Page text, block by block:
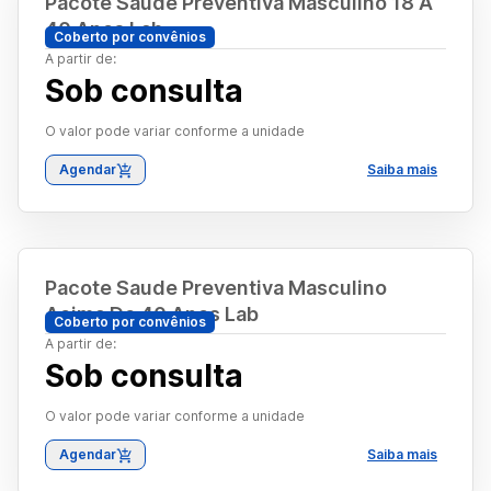
40 Anos Lab
Coberto por convênios
A partir de:
Sob consulta
O valor pode variar conforme a unidade
Agendar Saiba mais
Pacote Saude Preventiva Masculino
Acima De 40 Anos Lab
Coberto por convênios
A partir de:
Sob consulta
O valor pode variar conforme a unidade
Agendar Saiba mais